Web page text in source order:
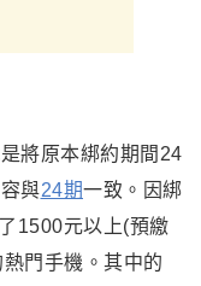
將原本綁約期間24
與24期一致。因綁
1500元以上(預繳
門手機。其中的